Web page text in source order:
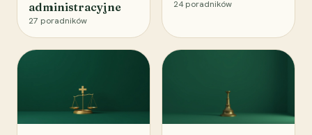
administracyjne
27 poradników
24 poradników